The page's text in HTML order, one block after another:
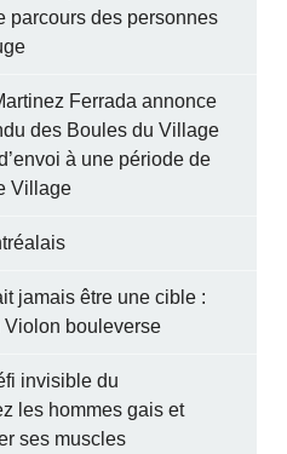
parcours des personnes
Ferrada annonce
des Boules du Village
à une période de
Village
jamais être une cible :
Violon bouleverse
invisible du
les hommes gais et
ses muscles